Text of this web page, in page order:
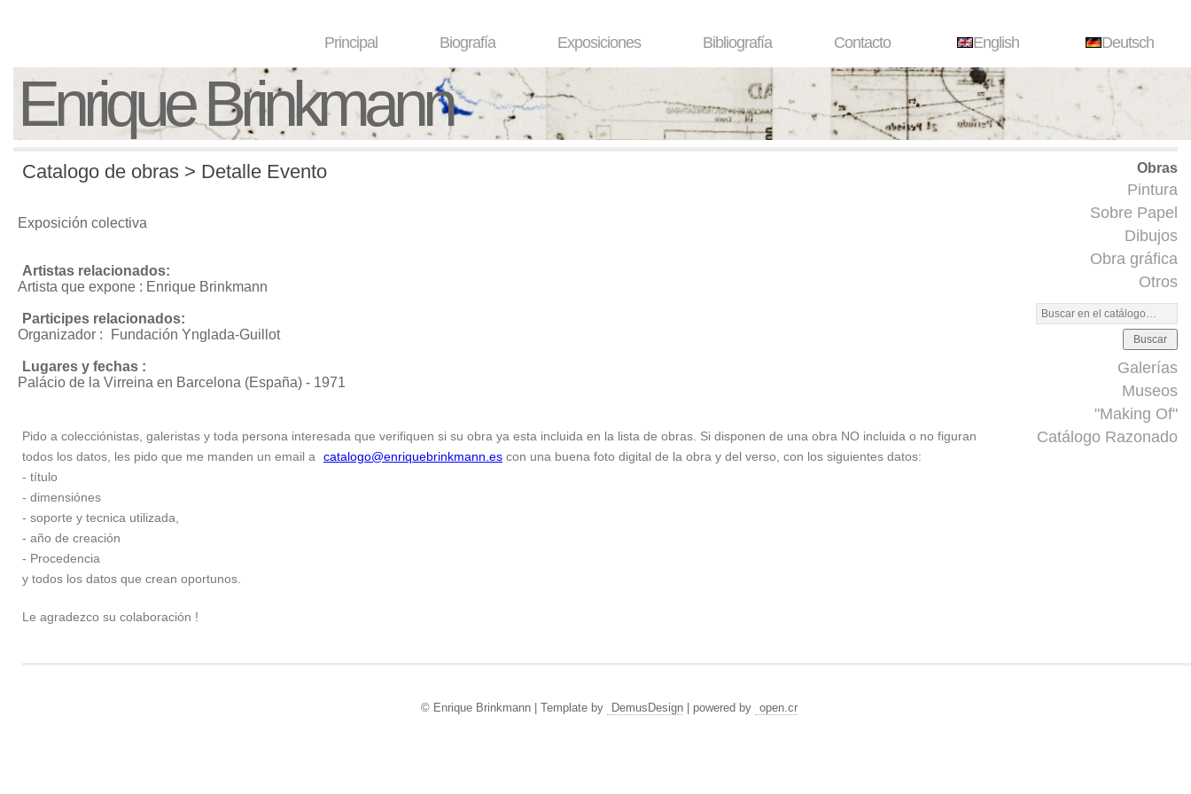
Principal Biografía Exposiciones Bibliografía Contacto English Deutsch
Enrique Brinkmann
Obras
Pintura
Sobre Papel
Dibujos
Obra gráfica
Otros
Buscar
Galerías
Museos
"Making Of"
Catálogo Razonado
Catalogo de obras > Detalle Evento
Exposición colectiva
Artistas relacionados:
Artista que expone : Enrique Brinkmann
Participes relacionados:
Organizador :
Fundación Ynglada-Guillot
Lugares y fechas :
Palácio de la Virreina en Barcelona (España) - 1971
Pido a colecciónistas, galeristas y toda persona interesada que verifiquen si su obra ya esta incluida en la lista de obras. Si disponen de una obra NO incluida o no figuran
todos los datos, les pido que me manden un email a
catalogo@enriquebrinkmann.es con una buena foto digital de la obra y del verso, con los siguientes datos:
- título
- dimensiónes
- soporte y tecnica utilizada,
- año de creación
- Procedencia
y todos los datos que crean oportunos.
Le agradezco su colaboración !
© Enrique Brinkmann | Template by DemusDesign| powered by open.cr